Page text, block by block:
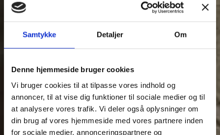
Samtykke Detaljer Om
Denne hjemmeside bruger cookies
Vi bruger cookies til at tilpasse vores indhold og
annoncer, til at vise dig funktioner til sociale medier og til
at analysere vores trafik. Vi deler også oplysninger om
din brug af vores hjemmeside med vores partnere inden
for sociale medier, annonceringspartnere og